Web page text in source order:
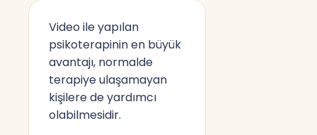
Video ile yapılan
psikoterapinin en büyük
avantajı, normalde
terapiye ulaşamayan
kişilere de yardımcı
olabilmesidir.